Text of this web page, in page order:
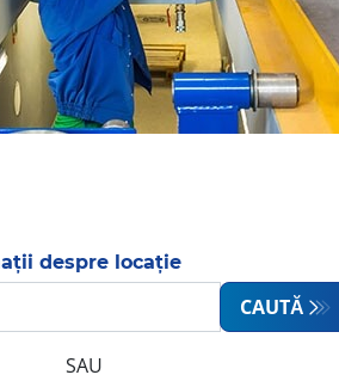
despre locație
CAUTĂ
SAU